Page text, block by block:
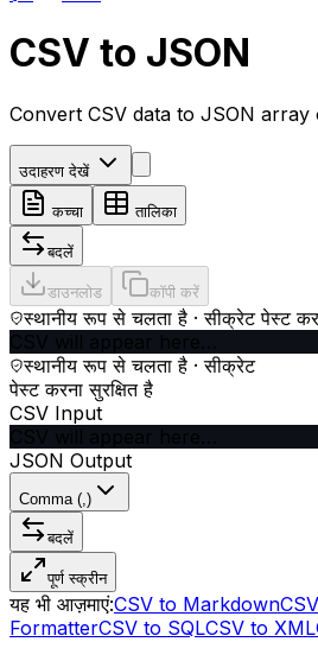
CSV to JSON
Convert CSV data to JSON
उदाहरण देखें
कच्चा तालिका
बदलें
डाउनलोड कॉपी करें
स्थानीय रूप से चलता है · सीक्रेट पेस्ट
स्थानीय रूप से चलता है · सीक्रेट
पेस्ट करना सुरक्षित है
CSV Input
JSON Output
Comma (,)
बदलें
पूर्ण स्क्रीन
यह भी आज़माएं:CSV to Markdown
FormatterCSV to SQLCSV to XML